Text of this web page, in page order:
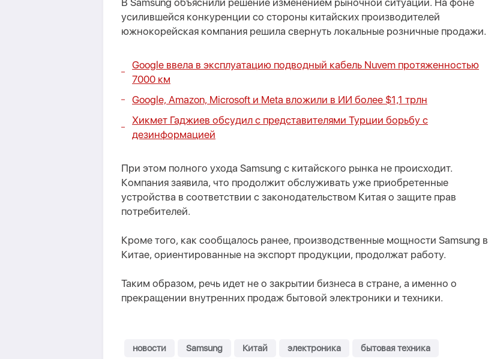
В Samsung объяснили решение изменением рыночной ситуации. На фоне
усилившейся конкуренции со стороны китайских производителей
южнокорейская компания решила свернуть локальные розничные продажи.
Google ввела в эксплуатацию подводный кабель Nuvem протяженностью
7000 км
Google, Amazon, Microsoft и Meta вложили в ИИ более $1,1 трлн
Хикмет Гаджиев обсудил с представителями Турции борьбу с
дезинформацией
При этом полного ухода Samsung с китайского рынка не происходит.
Компания заявила, что продолжит обслуживать уже приобретенные
устройства в соответствии с законодательством Китая о защите прав
потребителей.
Кроме того, как сообщалось ранее, производственные мощности Samsung в
Китае, ориентированные на экспорт продукции, продолжат работу.
Таким образом, речь идет не о закрытии бизнеса в стране, а именно о
прекращении внутренних продаж бытовой электроники и техники.
новости Samsung Китай электроника
бытовая техника